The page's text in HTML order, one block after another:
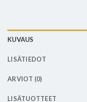
KUVAUS
LISÄTIEDOT
ARVIOT (0)
LISÄTUOTTEET